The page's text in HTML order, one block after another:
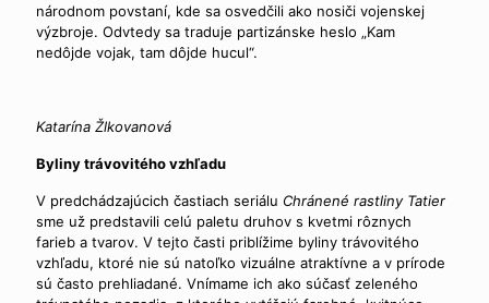
národnom povstaní, kde sa osvedčili ako nosiči vojenskej
výzbroje. Odvtedy sa traduje partizánske heslo „Kam
nedôjde vojak, tam dôjde hucul“.
Katarína Žlkovanová
Byliny trávovitého vzhľadu
V predchádzajúcich častiach seriálu Chránené rastliny Tatier
sme už predstavili celú paletu druhov s kvetmi rôznych
farieb a tvarov. V tejto časti priblížime byliny trávovitého
vzhľadu, ktoré nie sú natoľko vizuálne atraktívne a v prírode
sú často prehliadané. Vnímame ich ako súčasť zeleného